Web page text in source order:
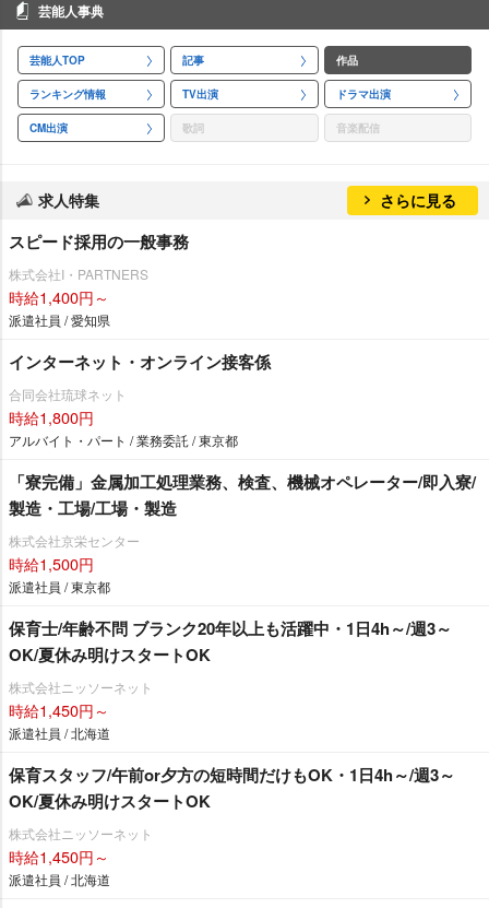
芸能人事典
芸能人TOP 記事 作品
ランキング情報 TV出演 ドラマ出演
CM出演 歌詞 音楽配信
求人特集 さらに見る
スピード採用の一般事務
株式会社I・PARTNERS
時給1,400円～
派遣社員 / 愛知県
インターネット・オンライン接客係
合同会社琉球ネット
時給1,800円
アルバイト・パート / 業務委託 / 東京都
「寮完備」金属加工処理業務、検査、機械オペレーター/即入寮/
製造・工場/工場・製造
株式会社京栄センター
時給1,500円
派遣社員 / 東京都
保育士/年齢不問 ブランク20年以上も活躍中・1日4h～/週3～
OK/夏休み明けスタートOK
株式会社ニッソーネット
時給1,450円～
派遣社員 / 北海道
保育スタッフ/午前or夕方の短時間だけもOK・1日4h～/週3～
OK/夏休み明けスタートOK
株式会社ニッソーネット
時給1,450円～
派遣社員 / 北海道